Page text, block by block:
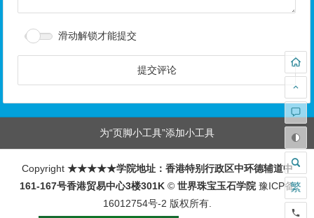
滑动解锁才能提交
为“页脚小工具”添加小工具
Copyright ★★★★★学院地址：香港特别行政区中环德辅道中
161-167号香港贸易中心3楼301K © 世界珠宝玉石学院 豫ICP备
16012754号-2 版权所有.
繁